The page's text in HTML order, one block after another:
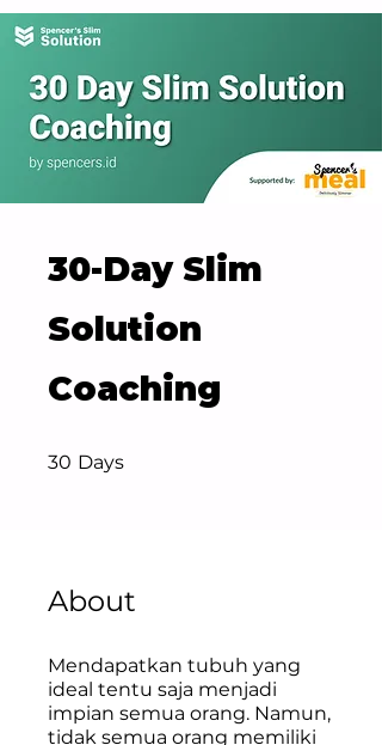
30-Day Slim
Solution
Coaching
30 Days
About
Mendapatkan tubuh yang
ideal tentu saja menjadi
impian semua orang. Namun,
tidak semua orang memiliki